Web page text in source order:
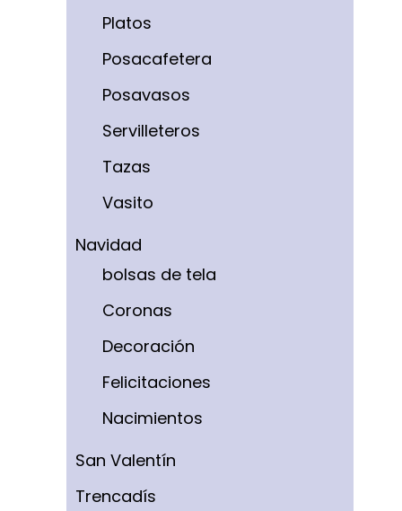
Platos
Posacafetera
Posavasos
Servilleteros
Tazas
Vasito
Navidad
bolsas de tela
Coronas
Decoración
Felicitaciones
Nacimientos
San Valentín
Trencadís